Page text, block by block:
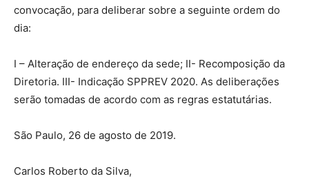
convocação, para deliberar sobre a seguinte ordem do
dia:
I – Alteração de endereço da sede; II- Recomposição da
Diretoria. III- Indicação SPPREV 2020. As deliberações
serão tomadas de acordo com as regras estatutárias.
São Paulo, 26 de agosto de 2019.
Carlos Roberto da Silva,